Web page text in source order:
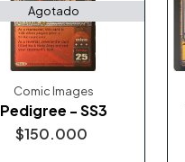
Agotado
Comic Images
Pedigree - SS3
$150.000